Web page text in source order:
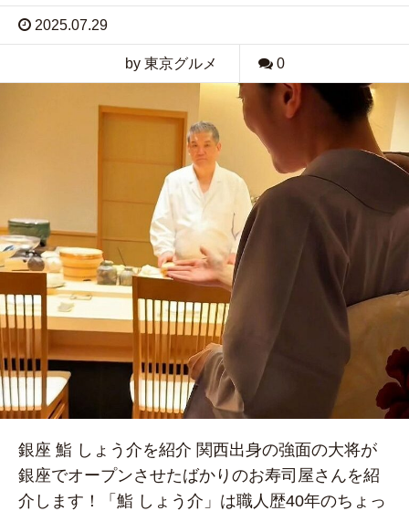
2025.07.29
by 東京グルメ 0
銀座 鮨 しょう介を紹介 関西出身の強面の大将が
銀座でオープンさせたばかりのお寿司屋さんを紹
介します！「鮨 しょう介」は職人歴40年のちょっ